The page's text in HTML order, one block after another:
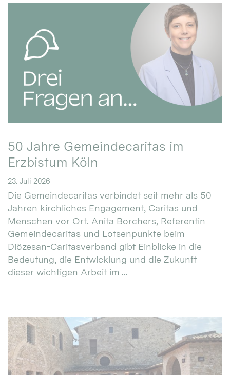
50 Jahre Gemeindecaritas im
Erzbistum Köln
23. Juli 2026
Die Gemeindecaritas verbindet seit mehr als 50
Jahren kirchliches Engagement, Caritas und
Menschen vor Ort. Anita Borchers, Referentin
Gemeindecaritas und Lotsenpunkte beim
Diözesan-Caritasverband gibt Einblicke in die
Bedeutung, die Entwicklung und die Zukunft
dieser wichtigen Arbeit im ...